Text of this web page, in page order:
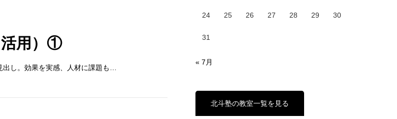
活用）①
し。効果を実感、人材に課題も…
24 25 26 27 28 29 30
31
« 7月
北斗塾の教室一覧を見る